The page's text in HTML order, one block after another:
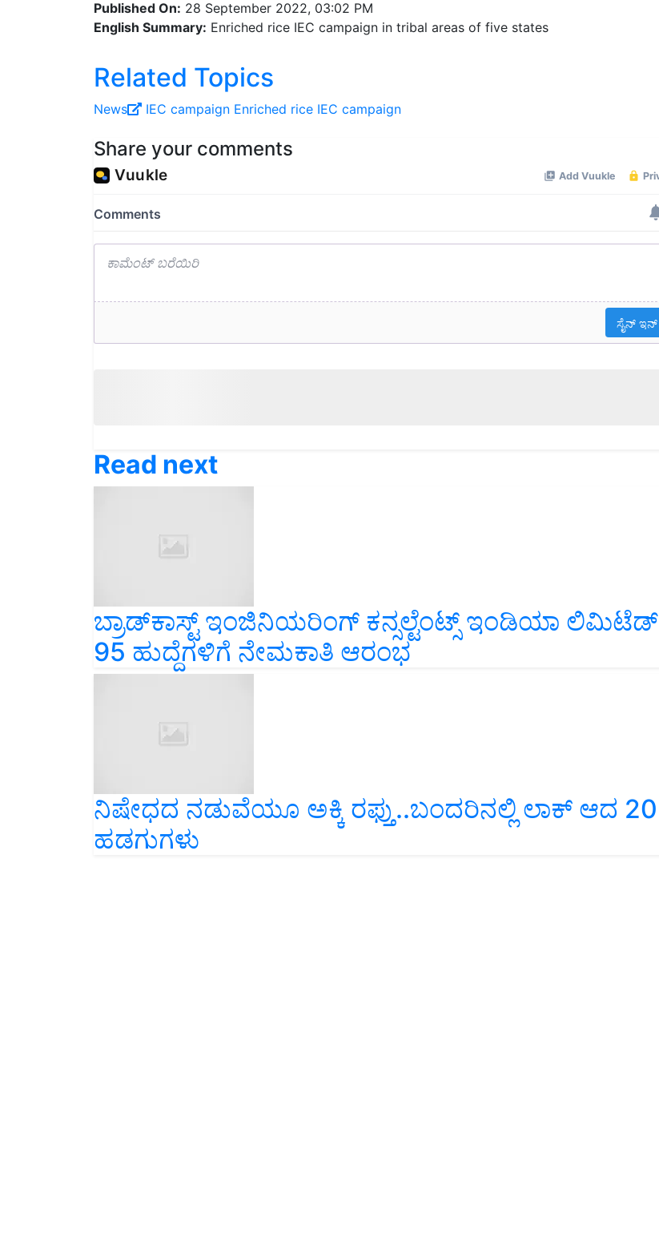
Published On: 28 September 2022, 03:02 PM
English Summary: Enriched rice IEC campaign in tribal areas of five states
Related Topics
News IEC campaign Enriched rice IEC campaign
Share your comments
Read next
ಬ್ರಾಡ್‌ಕಾಸ್ಟ್ ಇಂಜಿನಿಯರಿಂಗ್ ಕನ್ಸಲ್ಟೆಂಟ್ಸ್ ಇಂಡಿಯಾ ಲಿಮಿಟೆಡ್
95 ಹುದ್ದೆಗಳಿಗೆ ನೇಮಕಾತಿ ಆರಂಭ
ನಿಷೇಧದ ನಡುವೆಯೂ ಅಕ್ಕಿ ರಫ್ತು..ಬಂದರಿನಲ್ಲಿ ಲಾಕ್‌ ಆದ 20
ಹಡಗುಗಳು